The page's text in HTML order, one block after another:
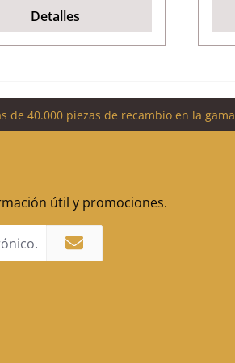
Detalles
de 40.000 piezas de recambio en la gama
útil y promociones.